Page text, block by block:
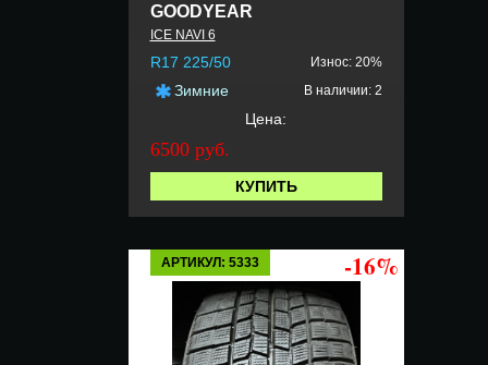
GOODYEAR
ICE NAVI 6
R17 225/50 Износ: 20%
Зимние В наличии: 2
Цена:
6500 руб.
КУПИТЬ
АРТИКУЛ: 5333 -16%